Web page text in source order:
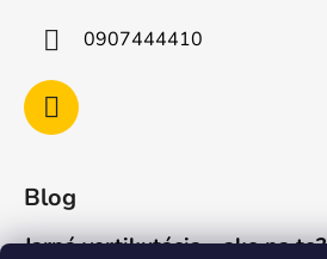
0907444410
Blog
Jarná vertikutácia - ako na to?